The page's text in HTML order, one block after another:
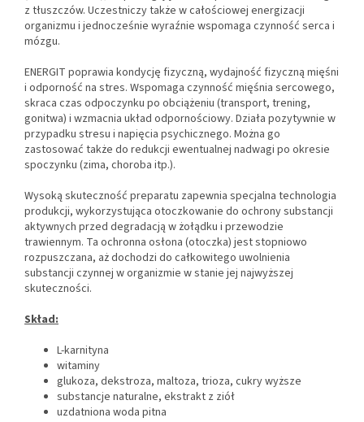
z tłuszczów. Uczestniczy także w całościowej energizacji
organizmu i jednocześnie wyraźnie wspomaga czynność serca i
mózgu.
ENERGIT poprawia kondycję fizyczną, wydajność fizyczną mięśni
i odporność na stres. Wspomaga czynność mięśnia sercowego,
skraca czas odpoczynku po obciążeniu (transport, trening,
gonitwa) i wzmacnia układ odpornościowy. Działa pozytywnie w
przypadku stresu i napięcia psychicznego. Można go
zastosować także do redukcji ewentualnej nadwagi po okresie
spoczynku (zima, choroba itp.).
Wysoką skuteczność preparatu zapewnia specjalna technologia
produkcji, wykorzystująca otoczkowanie do ochrony substancji
aktywnych przed degradacją w żołądku i przewodzie
trawiennym. Ta ochronna osłona (otoczka) jest stopniowo
rozpuszczana, aż dochodzi do całkowitego uwolnienia
substancji czynnej w organizmie w stanie jej najwyższej
skuteczności.
Skład:
L-karnityna
witaminy
glukoza, dekstroza, maltoza, trioza, cukry wyższe
substancje naturalne, ekstrakt z ziół
uzdatniona woda pitna